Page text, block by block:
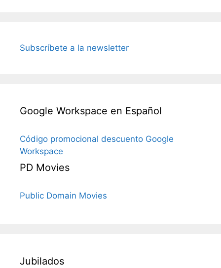
Subscríbete a la newsletter
Google Workspace en Español
Código promocional descuento Google
Workspace
PD Movies
Public Domain Movies
Jubilados